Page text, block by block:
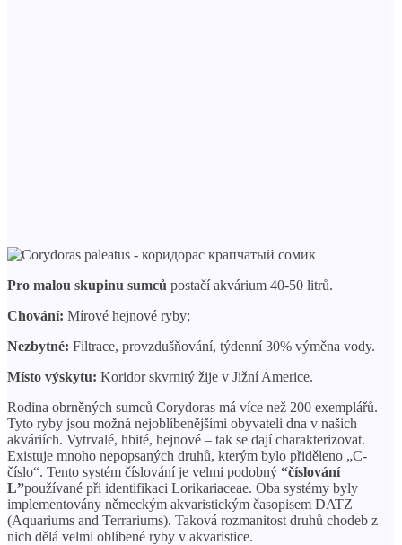
Pro malou skupinu sumců postačí akvárium 40-50 litrů.
Chování: Mírové hejnové ryby;
Nezbytné: Filtrace, provzdušňování, týdenní 30% výměna vody.
Místo výskytu: Koridor skvrnitý žije v Jižní Americe.
Rodina obrněných sumců Corydoras má více než 200 exemplářů.
Tyto ryby jsou možná nejoblíbenějšími obyvateli dna v našich
akváriích. Vytrvalé, hbité, hejnové – tak se dají charakterizovat.
Existuje mnoho nepopsaných druhů, kterým bylo přiděleno „C-
číslo“. Tento systém číslování je velmi podobný “číslování
L”používané při identifikaci Lorikariaceae. Oba systémy byly
implementovány německým akvaristickým časopisem DATZ
(Aquariums and Terrariums). Taková rozmanitost druhů chodeb z
nich dělá velmi oblíbené ryby v akvaristice.